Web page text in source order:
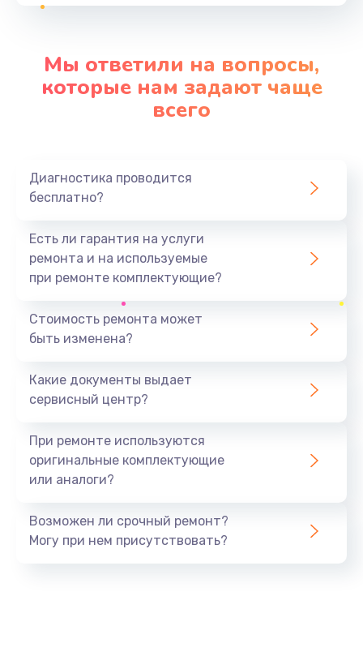
от 1100 руб.
Замена шим-контроллера
от 3900 руб.
Заказать
от 1490 руб.
от 990 руб.
Заказать
Замена USB порта
от 1060 руб.
Мы ответили на вопросы,
которые нам задают чаще
всего
Диагностика проводится
бесплатно?
Есть ли гарантия на услуги
ремонта и на используемые
при ремонте комплектующие?
Стоимость ремонта может
быть изменена?
Какие документы выдает
сервисный центр?
При ремонте используются
оригинальные комплектующие
или аналоги?
Возможен ли срочный ремонт?
Могу при нем присутствовать?